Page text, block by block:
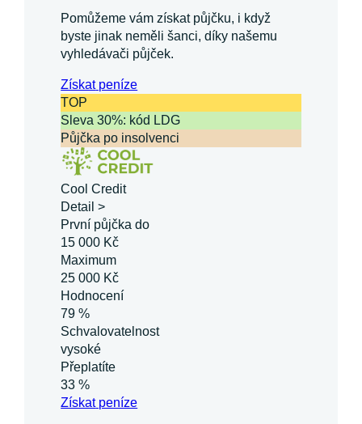
Pomůžeme vám získat půjčku, i když
byste jinak neměli šanci, díky našemu
vyhledávači půjček.
Získatpeníze
TOP
Sleva 30%: kód LDG
Půjčka po insolvenci
Cool Credit
Detail >
První půjčka do
15 000 Kč
Maximum
25 000 Kč
Hodnocení
79 %
Schvalovatelnost
vysoké
Přeplatíte
33 %
Získatpeníze